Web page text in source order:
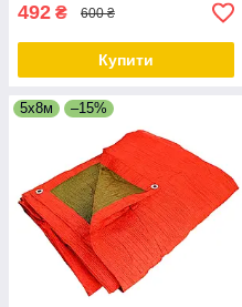
492 ₴ 600 ₴
Купити
5х8м –15%